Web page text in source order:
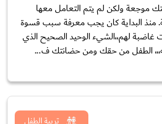
موجعة ولكن لم يتم التعامل معها
منذ البداية كان يجب معرفة سبب قسوة
لهم،،الشيء الوحيد الصحيح الذي
الطفل من حقك ومن حضانتك ف...
تربية الطفل